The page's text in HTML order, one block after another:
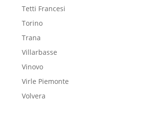
Tetti Francesi
Torino
Trana
Villarbasse
Vinovo
Virle Piemonte
Volvera